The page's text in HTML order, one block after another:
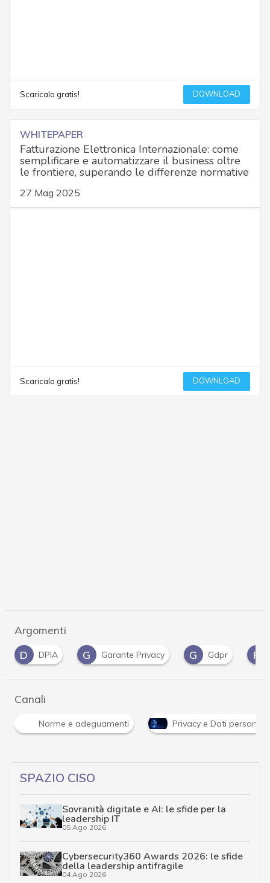
Scaricalo gratis! DOWNLOAD
WHITEPAPER
Fatturazione Elettronica Internazionale: come
semplificare e automatizzare il business oltre
le frontiere, superando le differenze normative
27 Mag 2025
Scaricalo gratis! DOWNLOAD
Argomenti
DPIA G Garante Privacy G Gdpr P Privacy
Canali
Norme e adeguamenti Privacy e Dati personali
SPAZIO CISO
Sovranità digitale e AI: le sfide per la
leadership IT
05 Ago 2026
Cybersecurity360 Awards 2026: le sfide
della leadership antifragile
04 Ago 2026